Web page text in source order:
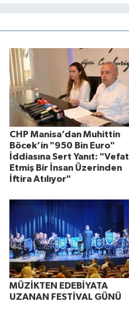
CHP Manisa’dan Muhittin
Böcek’in "950 Bin Euro"
İddiasına Sert Yanıt: "Vefat
Etmiş Bir İnsan Üzerinden
İftira Atılıyor"
MÜZİKTEN EDEBİYATA
UZANAN FESTİVAL GÜNÜ